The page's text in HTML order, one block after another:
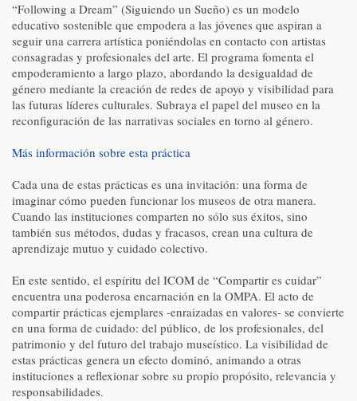
“Following a Dream” (Siguiendo un Sueño) es un modelo
educativo sostenible que empodera a las jóvenes que aspiran a
seguir una carrera artística poniéndolas en contacto con artistas
consagradas y profesionales del arte. El programa fomenta el
empoderamiento a largo plazo, abordando la desigualdad de
género mediante la creación de redes de apoyo y visibilidad para
las futuras líderes culturales. Subraya el papel del museo en la
reconfiguración de las narrativas sociales en torno al género.
Más información sobre esta práctica
Cada una de estas prácticas es una invitación: una forma de
imaginar cómo pueden funcionar los museos de otra manera.
Cuando las instituciones comparten no sólo sus éxitos, sino
también sus métodos, dudas y fracasos, crean una cultura de
aprendizaje mutuo y cuidado colectivo.
En este sentido, el espíritu del ICOM de “Compartir es cuidar”
encuentra una poderosa encarnación en la OMPA. El acto de
compartir prácticas ejemplares -enraizadas en valores- se convierte
en una forma de cuidado: del público, de los profesionales, del
patrimonio y del futuro del trabajo museístico. La visibilidad de
estas prácticas genera un efecto dominó, animando a otras
instituciones a reflexionar sobre su propio propósito, relevancia y
responsabilidades.